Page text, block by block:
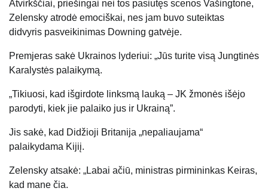
Atvirkščiai, priešingai nei tos pasiutęs scenos Vašingtone,
Zelensky atrodė emociškai, nes jam buvo suteiktas
didvyris pasveikinimas Downing gatvėje.
Premjeras sakė Ukrainos lyderiui: „Jūs turite visą Jungtinės
Karalystės palaikymą.
„Tikiuosi, kad išgirdote linksmą lauką – JK žmonės išėjo
parodyti, kiek jie palaiko jus ir Ukrainą”.
Jis sakė, kad Didžioji Britanija „nepaliaujama“
palaikydama Kijiį.
Zelensky atsakė: „Labai ačiū, ministras pirmininkas Keiras,
kad mane čia.